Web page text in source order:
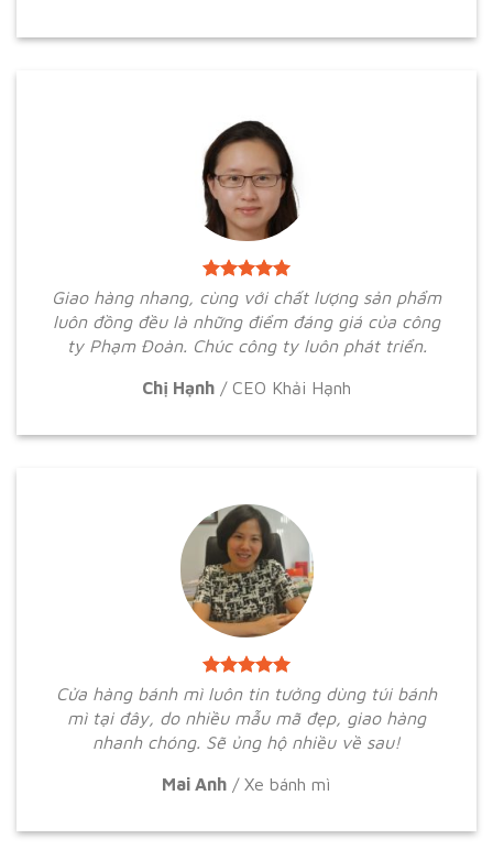
Giao hàng nhang, cùng với chất lượng sản phẩm
luôn đồng đều là những điểm đáng giá của công
ty Phạm Đoàn. Chúc công ty luôn phát triển.
Chị Hạnh / CEO Khải Hạnh
Cửa hàng bánh mì luôn tin tưởng dùng túi bánh
mì tại đây, do nhiều mẫu mã đẹp, giao hàng
nhanh chóng. Sẽ ủng hộ nhiều về sau!
Mai Anh / Xe bánh mì